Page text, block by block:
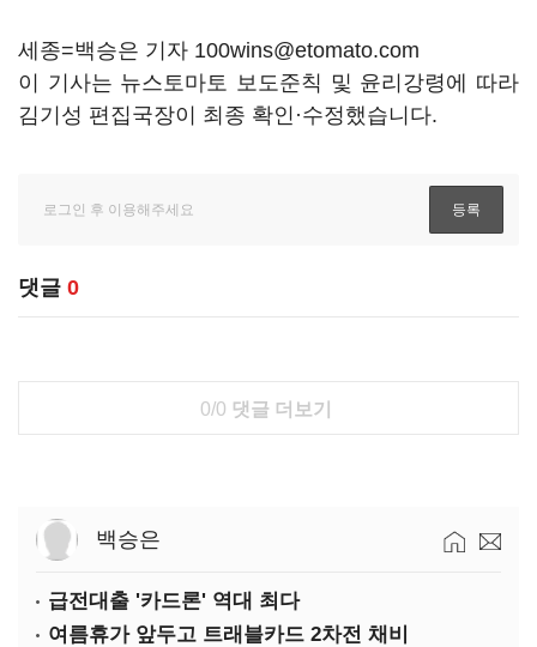
세종=백승은 기자 100wins@etomato.com
이 기사는 뉴스토마토 보도준칙 및 윤리강령에 따라
김기성 편집국장이 최종 확인·수정했습니다.
댓글 0
0/0 댓글 더보기
백승은
급전대출 '카드론' 역대 최다
여름휴가 앞두고 트래블카드 2차전 채비